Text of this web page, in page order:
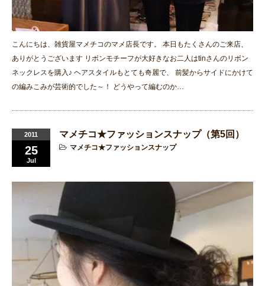
こんにちは、雑貨屋マメチコのマメ店長です。 本日もたくさんのご来店、
ありがとうございます リボンモチーフが大好きなお二人はtinさんのリボン
ネックレスを購入♪ ヘアスタイルもとても奇麗で、 前髪からサイドにかけて
の編みこみが芸術的でした～！ どうやって編むのか…
2011
25
Jul
マメチコ★ファッションスナップ（第5回）
マメチコ★ファッションスナップ